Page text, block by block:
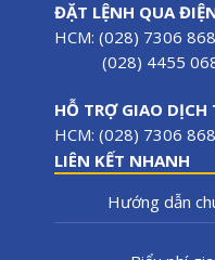
ĐẶT LỆNH QUA
HCM: (028) 7306
(028) 4455
HỖ TRỢ GIAO DỊCH
HCM: (028) 7306
LIÊN KẾT NHANH
Hướng dẫn